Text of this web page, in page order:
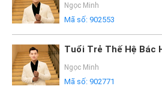
Hướng
Dẫn
Funring
Doanh
Ngọc Minh
Mã số: 902553
Tuổi Trẻ Thế Hệ Bác
Ngọc Minh
Mã số: 902771